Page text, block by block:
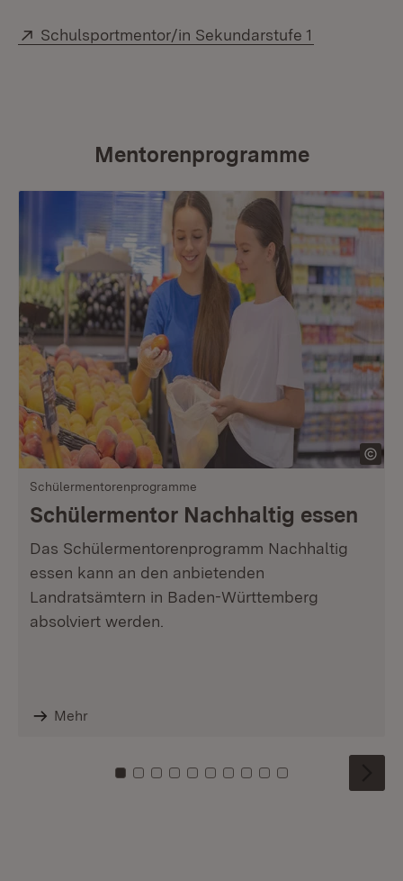
Extern:
Schulsportmentor/in Sekundarstufe 1
Mentorenprogramme
Schülermentorenprogramme
Schülermentor Nachhaltig essen
Das Schülermentorenprogramm Nachhaltig
essen kann an den anbietenden
Landratsämtern in Baden-Württemberg
absolviert werden.
Mehr
Zu Kachel: 0
Zu Kachel: 1
Zu Kachel: 2
Zu Kachel: 3
Zu Kachel: 4
Zu Kachel: 5
Zu Kachel: 6
Zu Kachel: 7
Zu Kachel: 8
Zu Kachel: 9